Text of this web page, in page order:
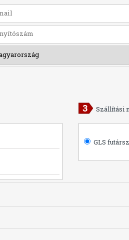
Szállítási
GLS